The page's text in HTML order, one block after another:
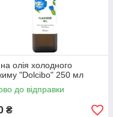
олія холодного
"Dolcibo" 250 мл
до відправки
₴